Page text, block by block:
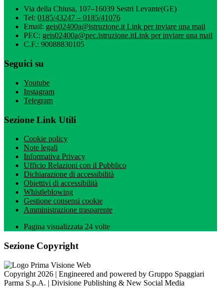
Via della Chiusa, 107–16039 Sestri Levante(GE)
Tel: 0185/43247 – 0185/41076
Email: geis02400a@istruzione.itLink per inviare una mail
PEC: geis02400a@pec.istruzione.itLink per inviare una mail
C.F.: 90088830105
Seguici su
Youtube
Instagram
Telegram
Sezione Link Utili
Cookie policy
Note legali
Informativa Privacy
Ufficio Relazioni con il Pubblico
Dichiarazione di accessibilità
Obiettivi di accessibilità
Whistleblowing
Gestione consensi cookie
Amministrazione trasparente
Pagina visualizzata 24 volte
Sezione Copyright
Copyright 2026 | Engineered and powered by Gruppo Spaggiari
Parma S.p.A. | Divisione Publishing & New Social Media